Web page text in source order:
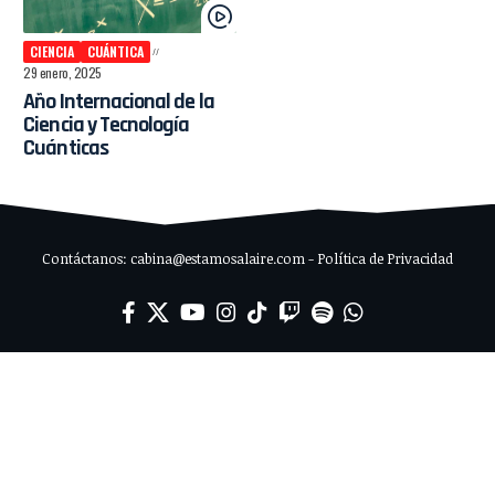
CIENCIA
CUÁNTICA
29 enero, 2025
Año Internacional de la
Ciencia y Tecnología
Cuánticas
Contáctanos: cabina@estamosalaire.com - Política de Privacidad